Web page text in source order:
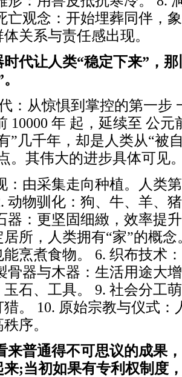
亡观念：开始埋葬同伴，
关系与责任感出现。
代让人类“稳定下来”，
：从惊惧到掌控的第一步
10000 年 起，延续至 公元
”几千年，却是人类从“被
。其伟大的进步具体可见
：由采集走向种植。人类
动物驯化：狗、牛、羊、
器：更坚固细緻，效率提
所，人类拥有“家”的概
烹煮食物。 6. 织布技术
骨器与木器：生活用途大
石、工具。 9. 社会分工
。 10. 原始宗教与仪式：
序。
来普通得不可思议的成果
来;当初如果有专利权制度